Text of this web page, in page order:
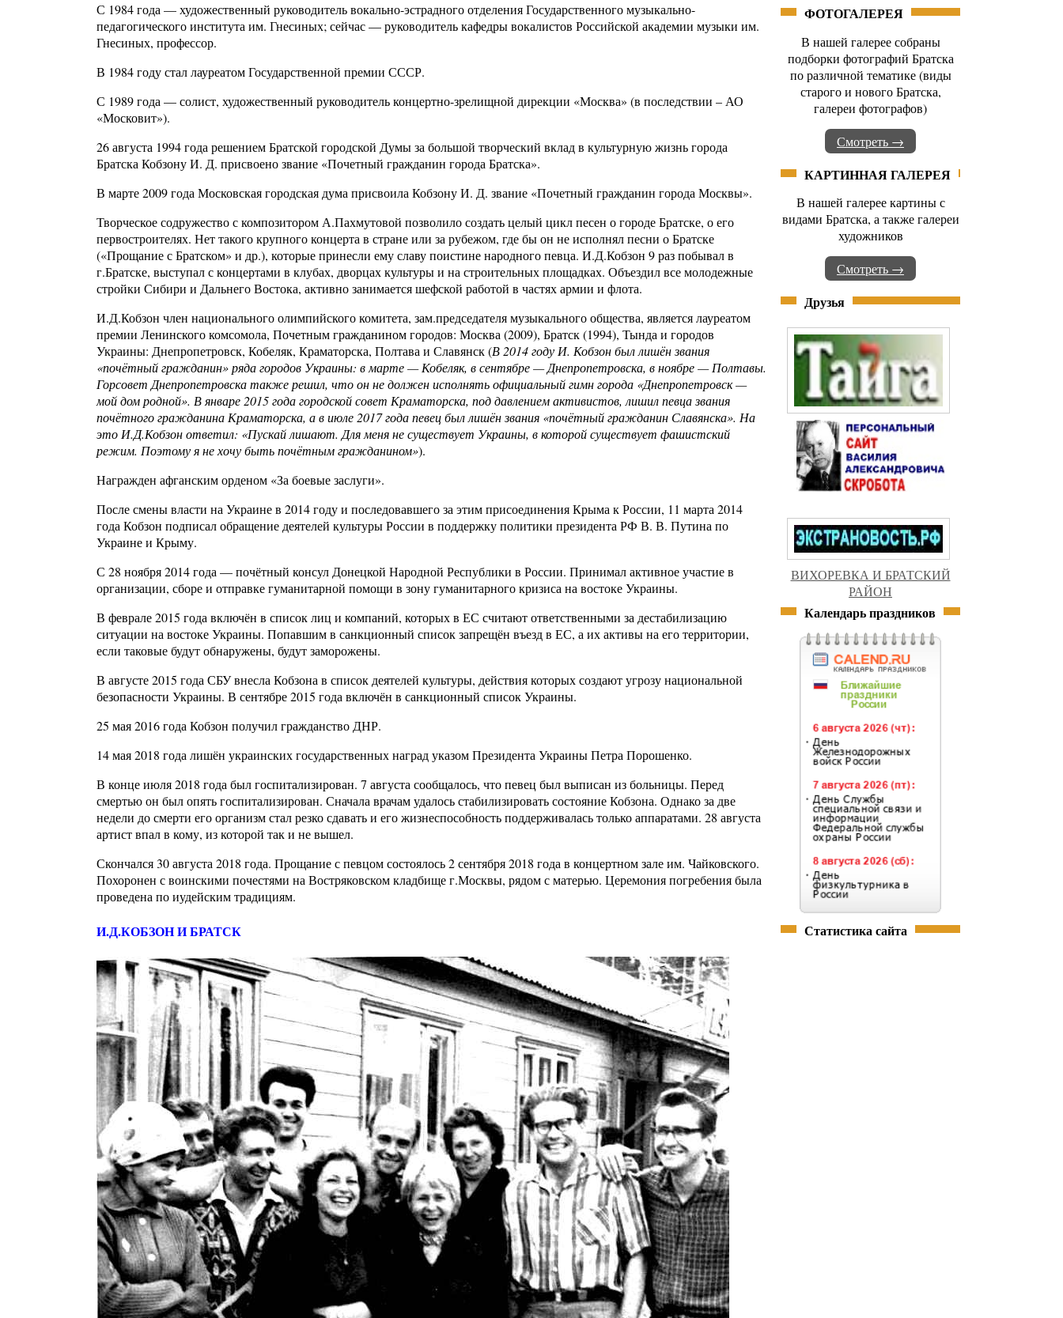
С 1984 года — художественный руководитель вокально-эстрадного отделения Государственного музыкально-
педагогического института им. Гнесиных; сейчас — руководитель кафедры вокалистов Российской академии музыки им.
Гнесиных, профессор.
В 1984 году стал лауреатом Государственной премии СССР.
С 1989 года — солист, художественный руководитель концертно-зрелищной дирекции «Москва» (в последствии – АО
«Московит»).
26 августа 1994 года решением Братской городской Думы за большой творческий вклад в культурную жизнь города
Братска Кобзону И. Д. присвоено звание «Почетный гражданин города Братска».
В марте 2009 года Московская городская дума присвоила Кобзону И. Д. звание «Почетный гражданин города Москвы».
Творческое содружество с композитором А.Пахмутовой позволило создать целый цикл песен о городе Братске, о его
первостроителях. Нет такого крупного концерта в стране или за рубежом, где бы он не исполнял песни о Братске
(«Прощание с Братском» и др.), которые принесли ему славу поистине народного певца. И.Д.Кобзон 9 раз побывал в
г.Братске, выступал с концертами в клубах, дворцах культуры и на строительных площадках. Объездил все молодежные
стройки Сибири и Дальнего Востока, активно занимается шефской работой в частях армии и флота.
И.Д.Кобзон член национального олимпийского комитета, зам.председателя музыкального общества, является лауреатом
премии Ленинского комсомола, Почетным гражданином городов: Москва (2009), Братск (1994), Тында и городов
Украины: Днепропетровск, Кобеляк, Краматорска, Полтава и Славянск (В 2014 году И. Кобзон был лишён звания
«почётный гражданин» ряда городов Украины: в марте — Кобеляк, в сентябре — Днепропетровска, в ноябре — Полтавы.
Горсовет Днепропетровска также решил, что он не должен исполнять официальный гимн города «Днепропетровск —
мой дом родной». В январе 2015 года городской совет Краматорска, под давлением активистов, лишил певца звания
почётного гражданина Краматорска, а в июле 2017 года певец был лишён звания «почётный гражданин Славянска». На
это И.Д.Кобзон ответил: «Пускай лишают. Для меня не существует Украины, в которой существует фашистский
режим. Поэтому я не хочу быть почётным гражданином»).
Награжден афганским орденом «За боевые заслуги».
После смены власти на Украине в 2014 году и последовавшего за этим присоединения Крыма к России, 11 марта 2014
года Кобзон подписал обращение деятелей культуры России в поддержку политики президента РФ В. В. Путина по
Украине и Крыму.
С 28 ноября 2014 года — почётный консул Донецкой Народной Республики в России. Принимал активное участие в
организации, сборе и отправке гуманитарной помощи в зону гуманитарного кризиса на востоке Украины.
В феврале 2015 года включён в список лиц и компаний, которых в ЕС считают ответственными за дестабилизацию
ситуации на востоке Украины. Попавшим в санкционный список запрещён въезд в ЕС, а их активы на его территории,
если таковые будут обнаружены, будут заморожены.
В августе 2015 года СБУ внесла Кобзона в список деятелей культуры, действия которых создают угрозу национальной
безопасности Украины. В сентябре 2015 года включён в санкционный список Украины.
25 мая 2016 года Кобзон получил гражданство ДНР.
14 мая 2018 года лишён украинских государственных наград указом Президента Украины Петра Порошенко.
В конце июля 2018 года был госпитализирован. 7 августа сообщалось, что певец был выписан из больницы. Перед
смертью он был опять госпитализирован. Сначала врачам удалось стабилизировать состояние Кобзона. Однако за две
недели до смерти его организм стал резко сдавать и его жизнеспособность поддерживалась только аппаратами. 28 августа
артист впал в кому, из которой так и не вышел.
Скончался 30 августа 2018 года. Прощание с певцом состоялось 2 сентября 2018 года в концертном зале им. Чайковского.
Похоронен с воинскими почестями на Востряковском кладбище г.Москвы, рядом с матерью. Церемония погребения была
проведена по иудейским традициям.
И.Д.КОБЗОН И БРАТСК
ФОТОГАЛЕРЕЯ
В нашей галерее собраны
подборки фотографий Братска
по различной тематике (виды
старого и нового Братска,
галереи фотографов)
Смотреть →
КАРТИННАЯ ГАЛЕРЕЯ
В нашей галерее картины с
видами Братска, а также галереи
художников
Смотреть →
Друзья
ВИХОРЕВКА И БРАТСКИЙ
РАЙОН
Календарь праздников
Статистика сайта